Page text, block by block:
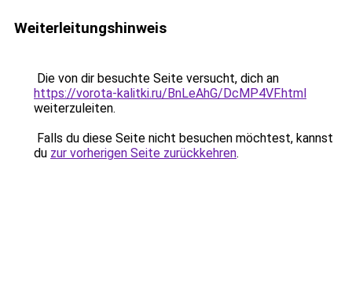
Weiterleitungshinweis
Die von dir besuchte Seite versucht, dich an
https://vorota-kalitki.ru/BnLeAhG/DcMP4VF.html
weiterzuleiten.
Falls du diese Seite nicht besuchen möchtest, kannst
du zur vorherigen Seite zurückkehren.